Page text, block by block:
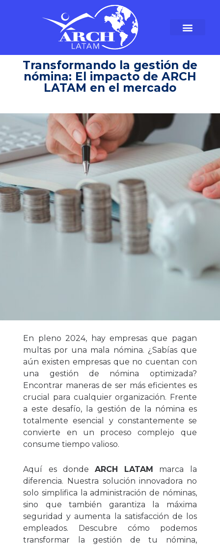
Transformando la gestión de
nómina: El impacto de ARCH
LATAM en el mercado
En pleno 2024, hay empresas que pagan
multas por una mala nómina. ¿Sabías que
aún existen empresas que no cuentan con
una gestión de nómina optimizada?
Encontrar maneras de ser más eficientes es
crucial para cualquier organización. Frente
a este desafío, la gestión de la nómina es
totalmente esencial y constantemente se
convierte en un proceso complejo que
consume tiempo valioso.
Aquí es donde ARCH LATAM marca la
diferencia. Nuestra solución innovadora no
solo simplifica la administración de nóminas,
sino que también garantiza la máxima
seguridad y aumenta la satisfacción de los
empleados. Descubre cómo podemos
transformar la gestión de tu nómina,